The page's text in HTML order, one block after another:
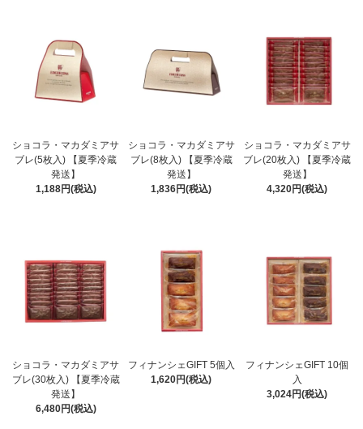
ショコラ・マカダミアサ
ブレ(5枚入) 【夏季冷蔵
発送】
1,188円(税込)
ショコラ・マカダミアサ
ブレ(8枚入) 【夏季冷蔵
発送】
1,836円(税込)
ショコラ・マカダミアサ
ブレ(20枚入) 【夏季冷蔵
発送】
4,320円(税込)
ショコラ・マカダミアサ
ブレ(30枚入) 【夏季冷蔵
発送】
6,480円(税込)
フィナンシェGIFT 5個入
1,620円(税込)
フィナンシェGIFT 10個
入
3,024円(税込)